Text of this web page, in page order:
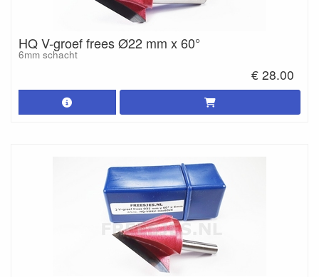
HQ V-groef frees Ø22 mm x 60°
6mm schacht
€ 28.00